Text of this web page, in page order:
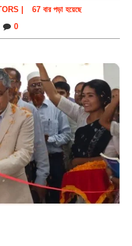
|
67 বার পড়া হয়েছে
0